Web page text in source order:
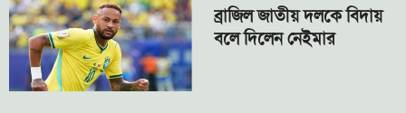
ব্রাজিল জাতীয় দলকে বিদায়
বলে দিলেন নেইমার